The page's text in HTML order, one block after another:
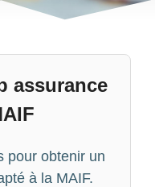
assurance
pour obtenir un
à la MAIF.